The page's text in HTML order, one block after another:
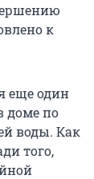
к
еще один
доме по
воды. Как
того,